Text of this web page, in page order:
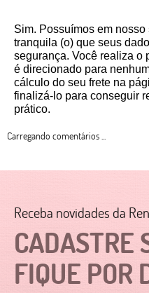
Sim. Possuímos em
tranquila (o) que seus
segurança. Você realiza o
é direcionado para
cálculo do seu frete na
finalizá-lo para conseguir
prático.
Carregando comentários ...
CADASTRE
FIQUE POR
Receba novidades da